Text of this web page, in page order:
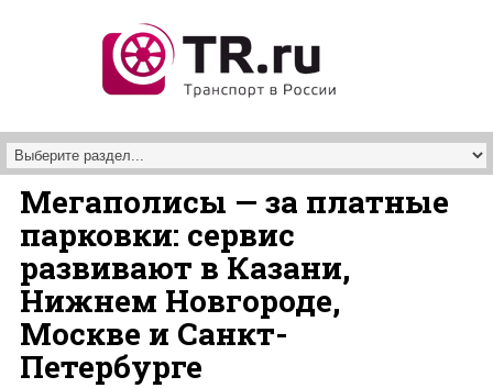
Мегаполисы — за платные
парковки: сервис
развивают в Казани,
Нижнем Новгороде,
Москве и Санкт-
Петербурге